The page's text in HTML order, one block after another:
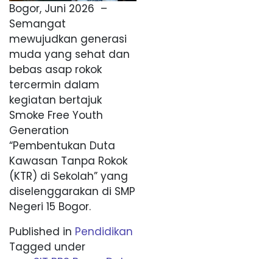
Bogor, Juni 2026 –
Semangat
mewujudkan generasi
muda yang sehat dan
bebas asap rokok
tercermin dalam
kegiatan bertajuk
Smoke Free Youth
Generation
“Pembentukan Duta
Kawasan Tanpa Rokok
(KTR) di Sekolah” yang
diselenggarakan di SMP
Negeri 15 Bogor.
Published in Pendidikan
Tagged under